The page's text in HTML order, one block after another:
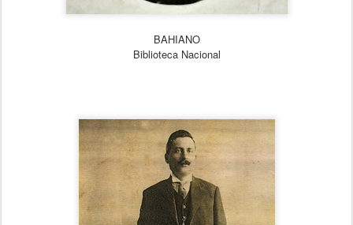
BAHIANO
Biblioteca Nacional